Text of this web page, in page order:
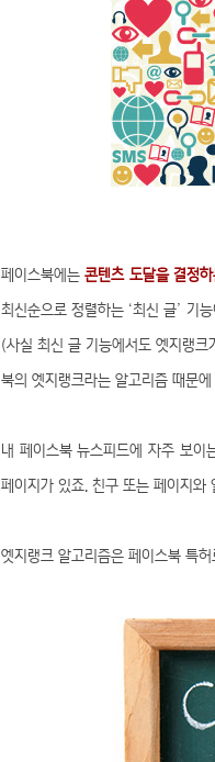
페이스북에는콘텐츠 도달을 결정
최신순으로 정렬하는 ‘최신 글’ 기
(사실 최신 글 기능에서도 엣지랭
북의 엣지랭크라는 알고리즘 때문
내 페이스북 뉴스피드에 자주 보
페이지가 있죠. 친구 또는 페이지와
엣지랭크 알고리즘은 페이스북 특